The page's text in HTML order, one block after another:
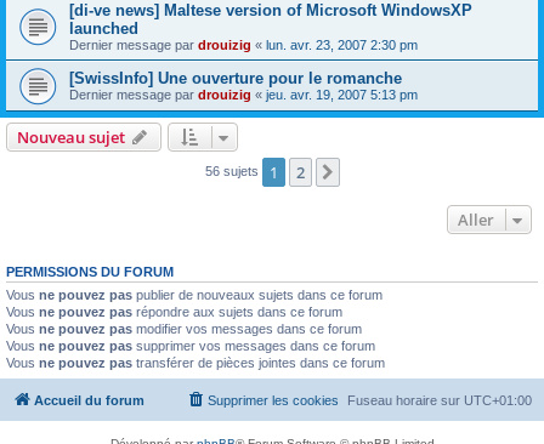
[di-ve news] Maltese version of Microsoft WindowsXP
launched
Dernier message par drouizig « lun. avr. 23, 2007 2:30 pm
[SwissInfo] Une ouverture pour le romanche
Dernier message par drouizig « jeu. avr. 19, 2007 5:13 pm
Nouveau sujet
56 sujets 1 2
Aller
PERMISSIONS DU FORUM
Vous ne pouvez pas publier de nouveaux sujets dans ce forum
Vous ne pouvez pas répondre aux sujets dans ce forum
Vous ne pouvez pas modifier vos messages dans ce forum
Vous ne pouvez pas supprimer vos messages dans ce forum
Vous ne pouvez pas transférer de pièces jointes dans ce forum
Accueil du forum Fuseau horaire sur UTC+01:00
Supprimer les cookies